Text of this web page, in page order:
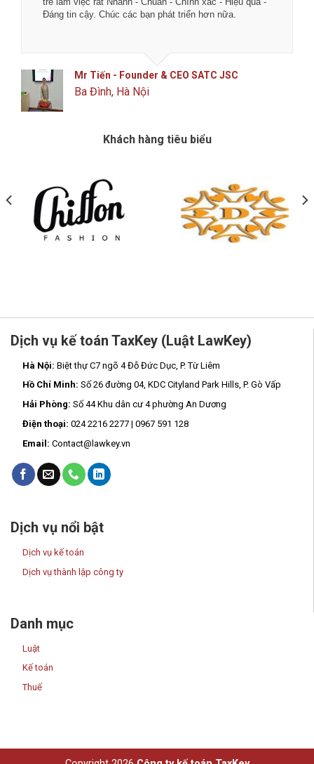
Đáng tin cậy. Chúc các bạn phát triển hơn nữa.
Mr Tiến - Founder & CEO SATC JSC
Ba Đình, Hà Nội
Khách hàng tiêu biểu
Dịch vụ kế toán TaxKey (Luật LawKey)
Hà Nội: Biệt thự C7 ngõ 4 Đỗ Đức Dục, P. Từ Liêm
Hồ Chí Minh: Số 26 đường 04, KDC Cityland Park Hills, P. Gò Vấp
Hải Phòng: Số 44 Khu dân cư 4 phường An Dương
Điện thoại: 024 2216 2277 | 0967 591 128
Email: Contact@lawkey.vn
Dịch vụ nổi bật
Dịch vụ kế toán
Dịch vụ thành lập công ty
Danh mục
Luật
Kế toán
Thuế